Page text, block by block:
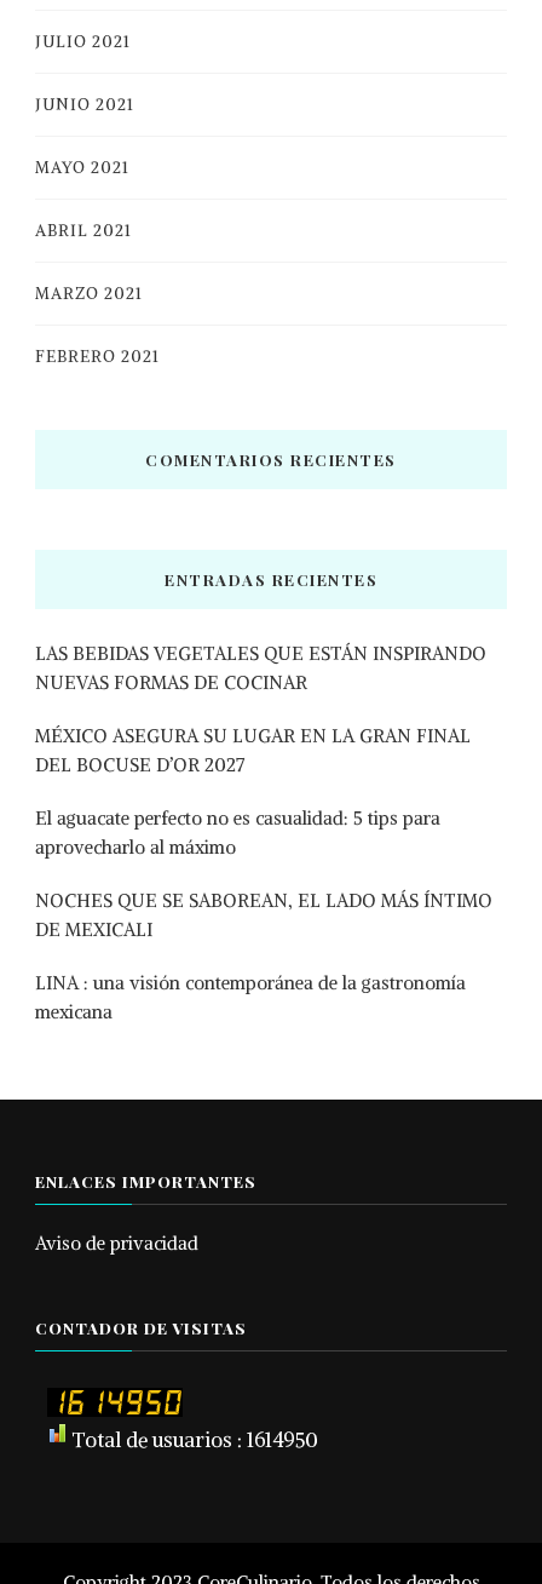
JULIO 2021
JUNIO 2021
MAYO 2021
ABRIL 2021
MARZO 2021
FEBRERO 2021
COMENTARIOS RECIENTES
ENTRADAS RECIENTES
LAS BEBIDAS VEGETALES QUE ESTÁN INSPIRANDO
NUEVAS FORMAS DE COCINAR
MÉXICO ASEGURA SU LUGAR EN LA GRAN FINAL
DEL BOCUSE D’OR 2027
El aguacate perfecto no es casualidad: 5 tips para
aprovecharlo al máximo
NOCHES QUE SE SABOREAN, EL LADO MÁS ÍNTIMO
DE MEXICALI
LINA : una visión contemporánea de la gastronomía
mexicana
ENLACES IMPORTANTES
Aviso de privacidad
CONTADOR DE VISITAS
Total de usuarios : 1614950